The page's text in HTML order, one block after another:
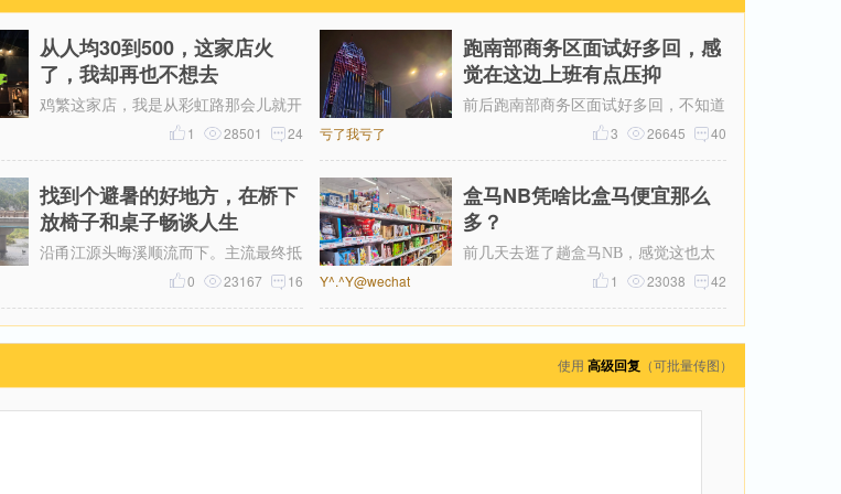
从人均30到500，这家店火
了，我却再也不想去
鸡繁这家店，我是从彩虹路那会儿就开
始吃的，那时候觉得它特别有个性。网
上骂声再多，我也愿意去，那时候感
24
28501
1
跑南部商务区面试好多回，感
觉在这边上班有点压抑
前后跑南部商务区面试好多回，不知道
为什么，一直对这片商务区提不起好
感。成片密集写字楼自带压抑感，上下
亏了我亏了 40
26645
3
找到个避暑的好地方，在桥下
放椅子和桌子畅谈人生
沿甬江源头晦溪顺流而下。主流最终抵
达的是‌亭下湖水库。亭下湖‌，是全国首
批国家水利风景区。由于“晦溪
16
23167
0
盒马NB凭啥比盒马便宜那么
多？
前几天去逛了趟盒马NB，感觉这也太
便宜了吧！跟平时去的盒马鲜生一比，
简直像两家店。同一个牌子，差价怎么
Y^.^Y@wechat 42
23038
1
使用 高级回复 （可批量传图）